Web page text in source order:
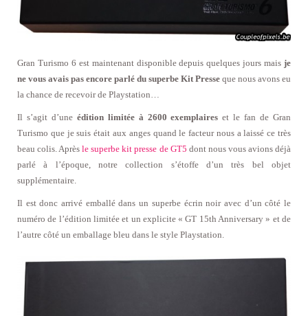
Gran Turismo 6 est maintenant disponible depuis quelques jours mais je
ne vous avais pas encore parlé du superbe Kit Presse que nous avons eu
la chance de recevoir de Playstation…
Il s’agit d’une édition limitée à 2600 exemplaires et le fan de Gran
Turismo que je suis était aux anges quand le facteur nous a laissé ce très
beau colis. Aprèsle superbe kit presse de GT5 dont nous vous avions déjà
parlé à l’époque, notre collection s’étoffe d’un très bel objet
supplémentaire.
Il est donc arrivé emballé dans un superbe écrin noir avec d’un côté le
numéro de l’édition limitée et un explicite « GT 15th Anniversary » et de
l’autre côté un emballage bleu dans le style Playstation.